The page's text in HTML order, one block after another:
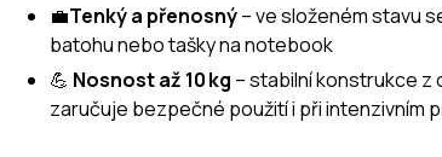
💼Tenký a přenosný– ve složeném stavu
batohu nebo tašky na notebook
💪 Nosnost až 10 kg – stabilní konstrukce z
zaručuje bezpečné použití i při intenzivním